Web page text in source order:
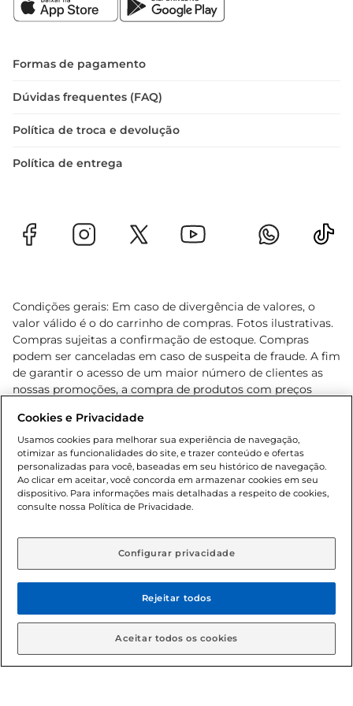
sabores da sua refeição.
Formas de pagamento
Dúvidas frequentes (FAQ)
Política de troca e devolução
Política de entrega
Condições gerais: Em caso de divergência de valores, o
valor válido é o do carrinho de compras. Fotos ilustrativas.
Compras sujeitas a confirmação de estoque. Compras
podem ser canceladas em caso de suspeita de fraude. A fim
de garantir o acesso de um maior número de clientes as
nossas promoções, a compra de produtos com preços
cliente. Os preços, ofertas e condições são exclusivos para
o e-commerce e válidos durante o dia de hoje, podendo
sofrer alterações sem prévia notificação. Proibida a venda
de bebidas alcoólicas para menores de 18 anos, conforme
Lei n.º 8069/90, art. 81, inciso II (Estatuto da Criança e do
Adolescente). Preços e condições exclusivos para o
aviso prévio. O valor mínimo para as compras on-line é de
© 2026 Copyright. Todos os direitos
reservados Gbarbosa.
Cookies e Privacidade
Usamos cookies para melhorar sua experiência de navegação,
otimizar as funcionalidades do site, e trazer conteúdo e ofertas
personalizadas para você, baseadas em seu histórico de navegação.
Ao clicar em aceitar, você concorda em armazenar cookies em seu
dispositivo. Para informações mais detalhadas a respeito de cookies,
consulte nossa Política de Privacidade.
Configurar privacidade
Rejeitar todos
Aceitar todos os cookies